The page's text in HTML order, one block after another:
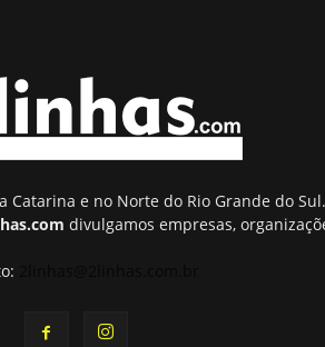
Catarina e no Norte do Rio Grande do
divulgamos empresas,